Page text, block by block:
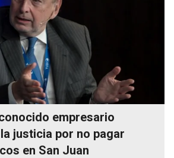
empresario
justicia por no pagar
en San Juan